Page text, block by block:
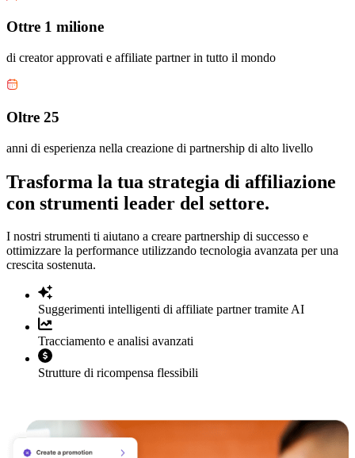
Ottre 1 milione
di creator approvati e affiliate partner in tutto il mondo
Oltre 25
anni di esperienza nella creazione di partnership di alto livello
Trasforma la tua strategia di affiliazione
con strumenti leader del settore.
I nostri strumenti ti aiutano a creare partnership di successo e
ottimizzare la performance utilizzando tecnologia avanzata per una
crescita sostenuta.
Suggerimenti intelligenti di affiliate partner tramite AI
Tracciamento e analisi avanzati
Strutture di ricompensa flessibili